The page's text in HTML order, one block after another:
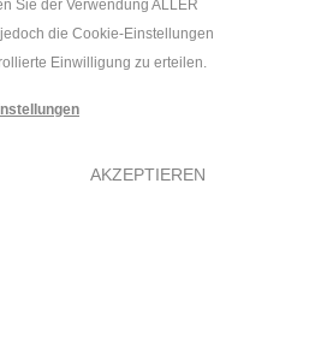
Sie der Verwendung ALLER
die Cookie-Einstellungen
Einwilligung zu erteilen.
AKZEPTIEREN